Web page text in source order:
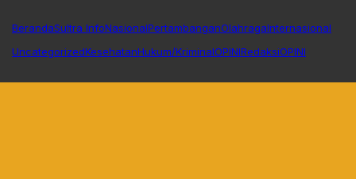
BerandaSultra InfoNasionalPertambanganOlahragaInternasional
UncategorizedKesehatanHukum/KriminalOPINIRedaksiOPINI